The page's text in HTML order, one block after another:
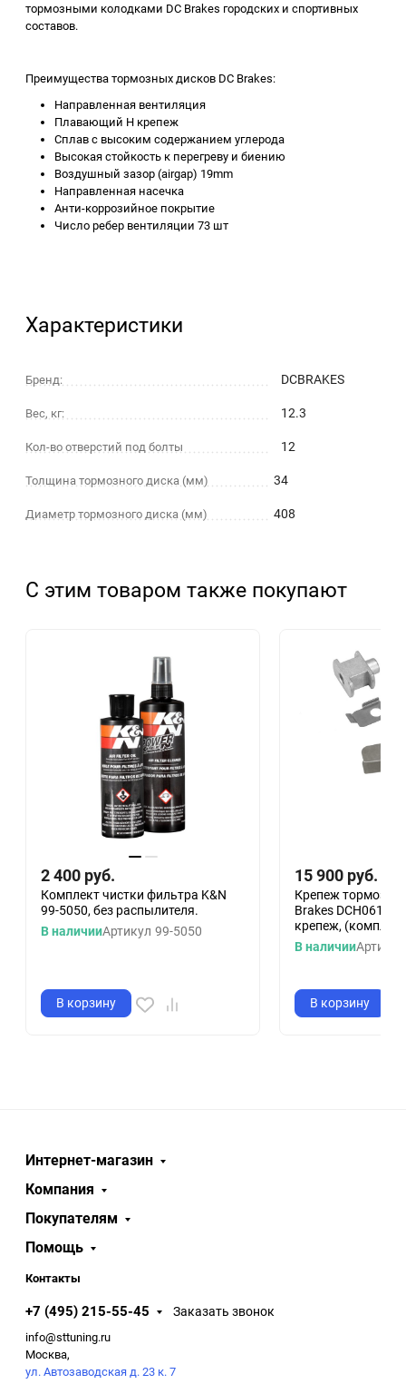
тормозными колодками DC Brakes городских и спортивных
составов.
Преимущества тормозных дисков DC Brakes:
Направленная вентиляция
Плавающий H крепеж
Сплав с высоким содержанием углерода
Высокая стойкость к перегреву и биению
Воздушный зазор (airgap) 19mm
Направленная насечка
Анти-коррозийное покрытие
Число ребер вентиляции 73 шт
Характеристики
Бренд: DCBRAKES
Вес, кг: 12.3
Кол-во отверстий под болты 12
Толщина тормозного диска (мм) 34
Диаметр тормозного диска (мм) 408
С этим товаром также покупают
2 400 руб.
Комплект чистки фильтра K&N
99-5050, без распылителя.
В наличииАртикул 99-5050
В корзину
15 900 руб.
Крепеж
Brakes DCH0612,
крепеж,
В наличииАртикул
В корзину
Интернет-магазин
Компания
Покупателям
Помощь
Контакты
+7 (495) 215-55-45 Заказать звонок
info@sttuning.ru
Москва,
ул. Автозаводская д. 23 к. 7